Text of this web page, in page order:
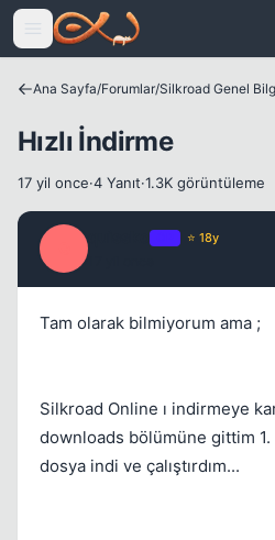
Icerige atla
Ana Sayfa/Forumlar/
Hızlı İndirme
17 yil once·4 Yanıt·1.3K görüntüleme
⭐ 18y
Tam olarak bilmiyorum ama ;
Silkroad Online ı indirmeye
downloads bölümüne gittim 1.
dosya indi ve çalıştırdım...